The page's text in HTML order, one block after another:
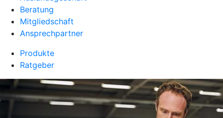
Beratung
Mitgliedschaft
Ansprechpartner
Produkte
Ratgeber